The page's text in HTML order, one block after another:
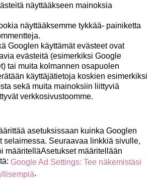
näyttääkseen mainoksia
näyttääksemme tykkää- painiketta
Googlen käyttämät evästeet ovat
evästeitä (esimerkiksi Google
tai muita kolmannen osapuolen
käyttäjätietoja koskien esimerkiksi
sekä muita mainoksiin liittyviä
verkkosivustoomme.
asetuksissaan kuinka Googlen
selaimessa. Seuraavaa linkkiä sivulle,
määritelläAsetukset määritellään
Google Ad Settings: Tee näkemistäsi
.